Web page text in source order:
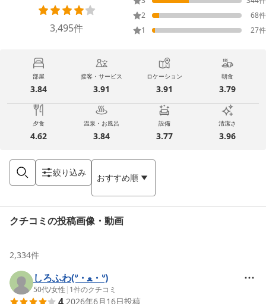
3,495件
2
68件
1
27件
部屋
3.84
接客・サービス
3.91
ロケーション
3.91
朝食
3.79
夕食
4.62
温泉・お風呂
3.84
設備
3.77
清潔さ
3.96
絞り込み おすすめ順
クチコミの投稿画像・動画
2,334件
しろふわ(ᐡ・ﻌ・ᐡ)
50代/女性 | 1件のクチコミ
2026年6月16日投稿